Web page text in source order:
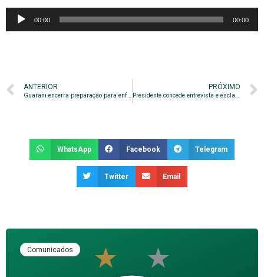
Tocador
00:00 00:00
ANTERIOR
Guarani encerra preparação para enfrentar o Fortaleza
PRÓXIMO
Presidente concede entrevista e esclarece situação política
WhatsApp Facebook Telegram
Twitter Email
Comunicados